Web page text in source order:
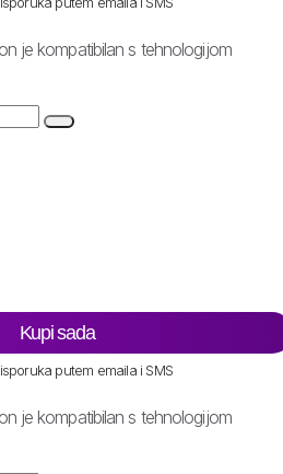
je kompatibilan s tehnologijom
Kupi sada
putem emaila i SMS
je kompatibilan s tehnologijom